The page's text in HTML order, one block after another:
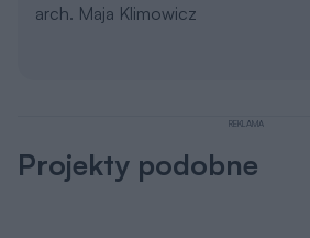
arch. Maja Klimowicz
REKLAMA
Projekty podobne